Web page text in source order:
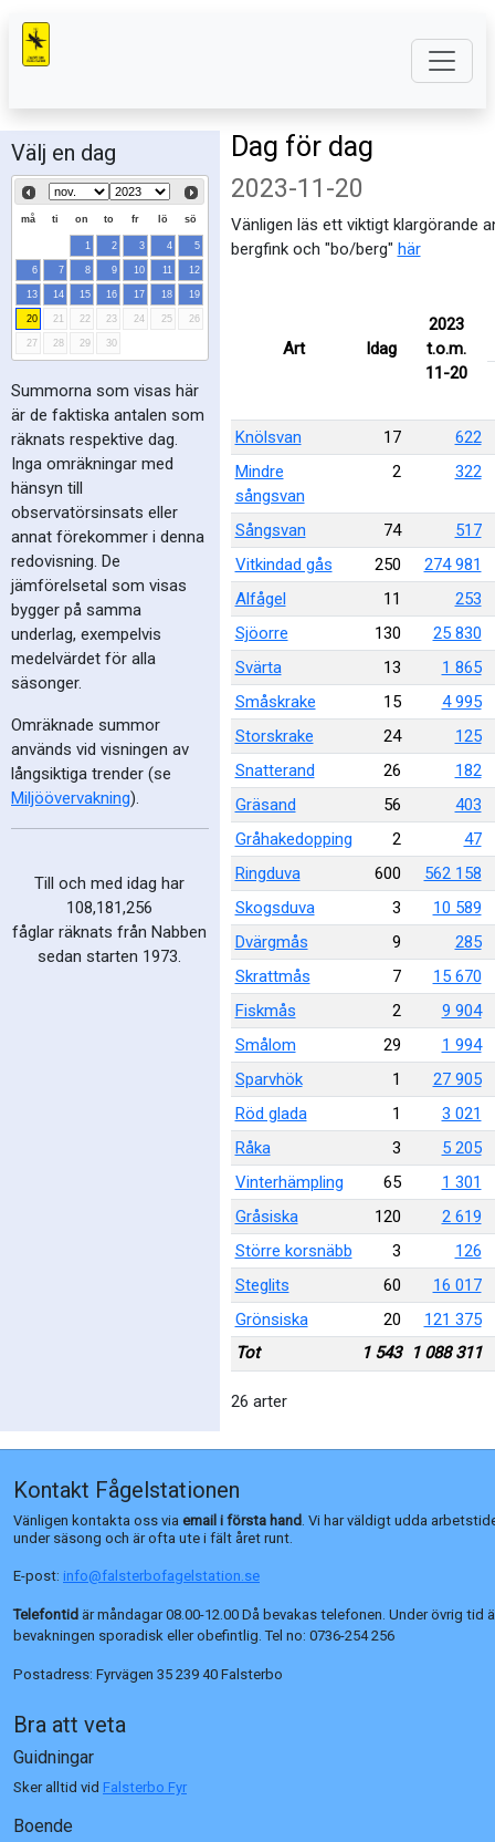
Välj en dag
må ti on to fr lö sö
1 2 3 4
5
6
7 8 9 10 11
12
13
14 15 16 17 18
19
20
21 22 23 24 25
26
27
28 29 30
Summorna som visas här
är de faktiska antalen som
räknats respektive dag.
Inga omräkningar med
hänsyn till
observatörsinsats eller
annat förekommer i denna
redovisning. De
jämförelsetal som visas
bygger på samma
underlag, exempelvis
medelvärdet för alla
säsonger.
Omräknade summor
används vid visningen av
långsiktiga trender (se
Miljöövervakning).
Till och med idag har
108,181,256
fåglar räknats från Nabben
sedan starten 1973.
Dag för dag
2023-11-20
Vänligen läs ett viktigt klargörande
bergfink och "bo/berg" här
Art Idag
2023
t.o.m.
11-20
Knölsvan 17
622
Mindre
sångsvan
2 322
Sångsvan 74
517
Vitkindad gås
250
274 981
Alfågel
11
253
Sjöorre
130
25 830
Svärta
13
1 865
Småskrake
15
4 995
Storskrake
24
125
Snatterand
26
182
Gräsand
56
403
Gråhakedopping
2
47
Ringduva
600
562 158
Skogsduva
3
10 589
Dvärgmås
9
285
Skrattmås
7
15 670
Fiskmås
2
9 904
Smålom
29
1 994
Sparvhök
1
27 905
Röd glada
1
3 021
Råka
3
5 205
Vinterhämpling
65
1 301
Gråsiska
120
2 619
Större korsnäbb
3
126
Steglits
60
16 017
Grönsiska
20
121 375
Tot
1 543 1 088 311
26 arter
Kontakt Fågelstationen
Vänligen kontakta oss via email i första hand. Vi har väldigt udda
under säsong och är ofta ute i fält året runt.
E-post: info@falsterbofagelstation.se
Telefontid är måndagar 08.00-12.00 Då bevakas telefonen. Under övrig tid
bevakningen sporadisk eller obefintlig. Tel no: 0736-254 256
Postadress: Fyrvägen 35 239 40 Falsterbo
Bra att veta
Guidningar
Sker alltid vid Falsterbo Fyr
Boende